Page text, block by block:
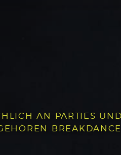
AN PARTIES UND
BREAKDANCE,